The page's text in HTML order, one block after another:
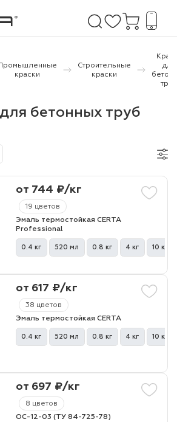
краски
Строительные
краски
для
труб
бетонных труб
19 цветов
от 744 ₽/кг
Эмаль термостойкая CERTA
Professional
0.4 кг 520 мл 0.8 кг 4 кг 10 кг
38 цветов
от 617 ₽/кг
Эмаль термостойкая CERTA
0.4 кг 520 мл 0.8 кг 4 кг 10 кг
8 цветов
от 697 ₽/кг
ОС-12-03 (ТУ 84-725-78)